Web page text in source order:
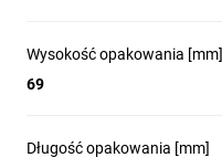
Wysokość opakowania [mm]
69
Długość opakowania [mm]